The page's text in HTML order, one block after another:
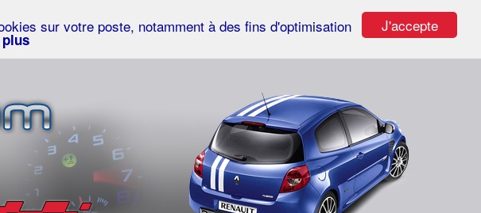
J'accepte
sur votre poste, notamment à des fins d'optimisation